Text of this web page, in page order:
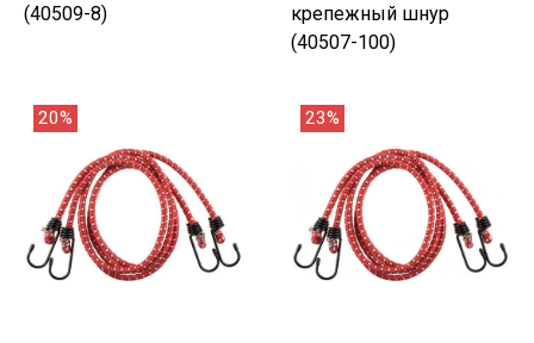
(40509-8)
крепежный шнур
(40507-100)
20% 23%